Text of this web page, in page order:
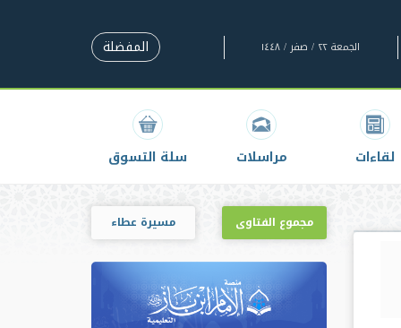
الجمعة ٢٢ / صفر / ١٤٤٨ المفضلة
لقاءات مراسلات سلة التسوق
مجموع الفتاوى مسيرة عطاء